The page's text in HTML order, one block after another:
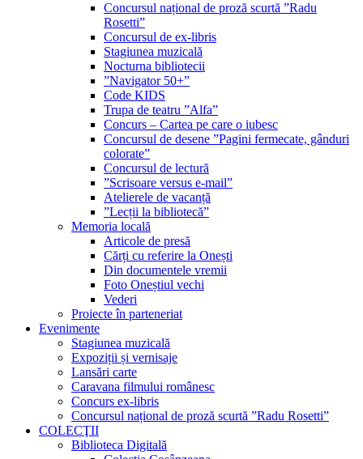
Concursul național de proză scurtă ”Radu
Rosetti”
Concursul de ex-libris
Stagiunea muzicală
Nocturna bibliotecii
”Navigator 50+”
Code KIDS
Trupa de teatru ”Alfa”
Concurs – Cartea pe care o iubesc
Concursul de desene ”Pagini fermecate, gânduri
colorate”
Concursul de lectură
”Scrisoare versus e-mail”
Atelierele de vacanță
”Lecții la bibliotecă”
Memoria locală
Articole de presă
Cărți cu referire la Onești
Din documentele vremii
Foto Oneștiul vechi
Vederi
Proiecte în parteneriat
Evenimente
Stagiunea muzicală
Expoziții și vernisaje
Lansări carte
Caravana filmului românesc
Concurs ex-libris
Concursul național de proză scurtă ”Radu Rosetti”
COLECŢII
Biblioteca Digitală